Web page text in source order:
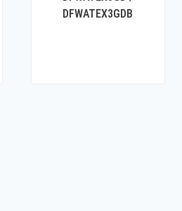
DFWATEX3GDB